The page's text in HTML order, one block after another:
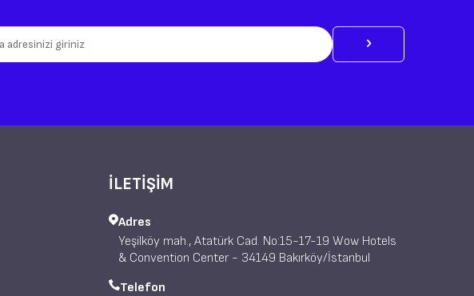
İLETİŞİM
Adres
Yeşilköy mah., Atatürk Cad. No:15-17-19 Wow Hotels
& Convention Center - 34149 Bakırköy/İstanbul
Telefon